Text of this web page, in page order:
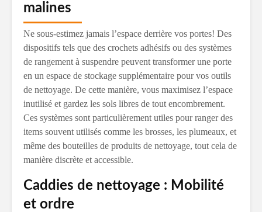
malines
Ne sous-estimez jamais l’espace derrière vos portes! Des
dispositifs tels que des crochets adhésifs ou des systèmes
de rangement à suspendre peuvent transformer une porte
en un espace de stockage supplémentaire pour vos outils
de nettoyage. De cette manière, vous maximisez l’espace
inutilisé et gardez les sols libres de tout encombrement.
Ces systèmes sont particulièrement utiles pour ranger des
items souvent utilisés comme les brosses, les plumeaux, et
même des bouteilles de produits de nettoyage, tout cela de
manière discrète et accessible.
Caddies de nettoyage : Mobilité
et ordre